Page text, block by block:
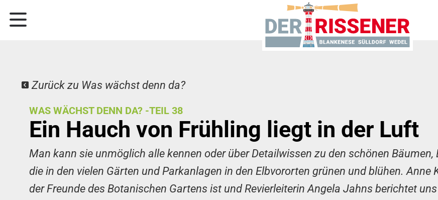
Zurück zu Was wächst denn da?
WAS WÄCHST DENN DA? -TEIL 38
Ein Hauch von Frühling liegt in der Luft
Man kann sie unmöglich alle kennen oder über Detailwissen zu den schönen Bäumen,
die in den vielen Gärten und Parkanlagen in den Elbvororten grünen und blühen.
der Freunde des Botanischen Gartens ist und Revierleiterin Angela Jahns berichtet